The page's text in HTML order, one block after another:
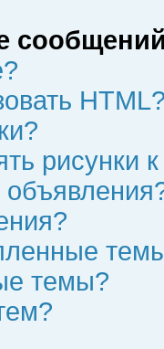
рисунки
темы?